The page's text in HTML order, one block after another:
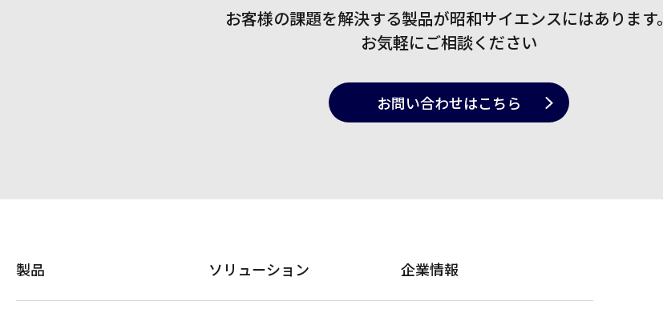
お客様の課題を解決する製品が昭和サイエンスにはあります。
お気軽にご相談ください
お問い合わせはこちら
製品 ソリューション 企業情報